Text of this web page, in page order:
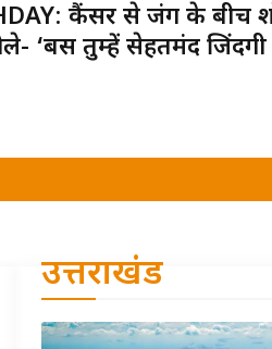
कैंसर से जंग के बीच
‘बस तुम्हें सेहतमंद जिंदगी
उत्तराखंड